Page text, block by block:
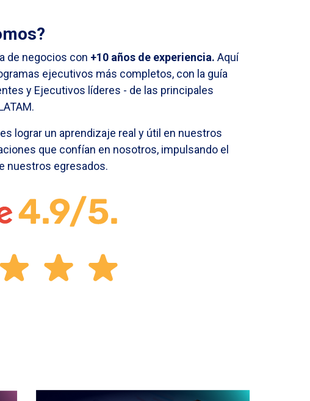
de negocios con +10 años de experiencia. Aquí
ejecutivos más completos, con la guía
y Ejecutivos líderes - de las principales
lograr un aprendizaje real y útil en nuestros
que confían en nosotros, impulsando el
nuestros egresados.